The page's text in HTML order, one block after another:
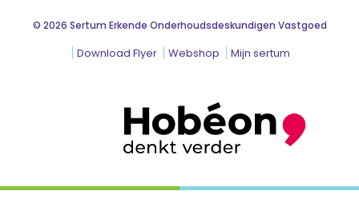
© 2026 Sertum Erkende Onderhoudsdeskundigen Vastgoed
Download Flyer Webshop Mijn sertum